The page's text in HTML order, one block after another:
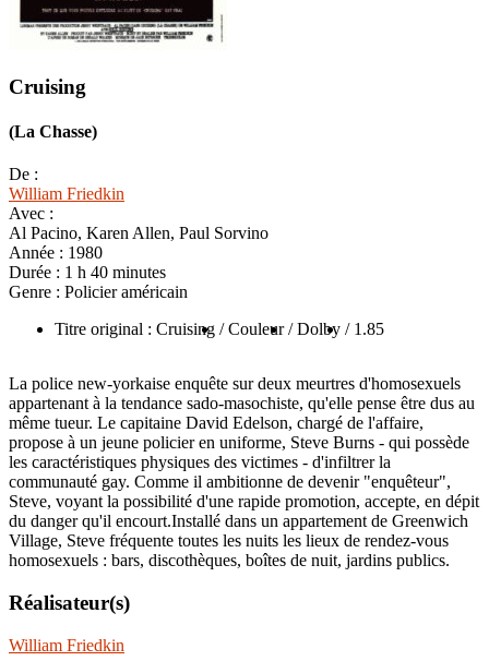
Cruising
(La Chasse)
De :
William Friedkin
Avec :
Al Pacino, Karen Allen, Paul Sorvino
Année : 1980
Durée : 1 h 40 minutes
Genre : Policier américain
Titre original : Cruising / Couleur / Dolby / 1.85
La police new-yorkaise enquête sur deux meurtres d'homosexuels
appartenant à la tendance sado-masochiste, qu'elle pense être dus au
même tueur. Le capitaine David Edelson, chargé de l'affaire,
propose à un jeune policier en uniforme, Steve Burns - qui possède
les caractéristiques physiques des victimes - d'infiltrer la
communauté gay. Comme il ambitionne de devenir "enquêteur",
Steve, voyant la possibilité d'une rapide promotion, accepte, en dépit
du danger qu'il encourt.Installé dans un appartement de Greenwich
Village, Steve fréquente toutes les nuits les lieux de rendez-vous
homosexuels : bars, discothèques, boîtes de nuit, jardins publics.
Réalisateur(s)
William Friedkin